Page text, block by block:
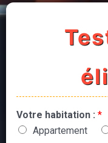
Votre habitation : *
Appartement